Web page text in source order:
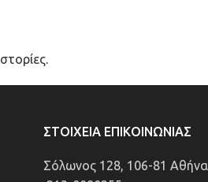
ΣΤΟΙΧΕΊΑ ΕΠΙΚΟΙΝΩΝΊΑΣ
Σόλωνος 128, 106-81 Αθήνα